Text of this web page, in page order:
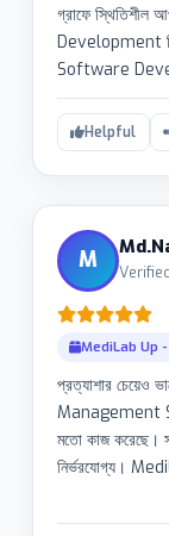
গ্রাফে
Development
Software
Helpful
M
MediLab Up
প্রত্যাশার
Management
মতো কাজ করেছে।
নির্ভরযোগ্য।